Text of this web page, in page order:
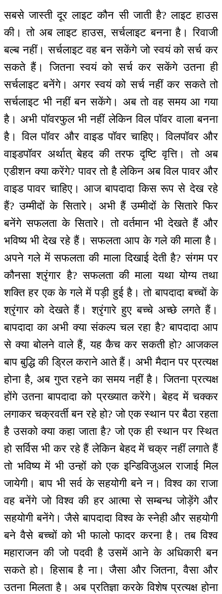
सबसे जास्ती दूर लाइट कौन सी जाती है? लाइट हाउस
की। तो अब लाइट हाउस, सर्चलाइट बनना है। रिवाजी
बल्ब नहीं। सर्चलाइट वह बन सकेंगे जो स्वयं को सर्च कर
सकते हैं। जितना स्वयं को सर्च कर सकेंगे उतना ही
सर्चलाइट बनेंगे। अगर स्वयं को सर्च नहीं कर सकते तो
सर्चलाइट भी नहीं बन सकेंगे। अब तो वह समय आ गया
है। अभी पॉवरफुल भी नहीं लेकिन विल पॉवर वाला बनना
है। विल पॉवर और वाइड पॉवर चाहिए। विलपॉवर और
वाइडपॉवर अर्थात् बेहद की तरफ दृष्टि वृत्ति। तो अब
एडीशन क्या करेंगे? पावर तो है लेकिन अब विल पावर और
वाइड पावर चाहिए। आज बापदादा किस रूप से देख रहे
हैं? उम्मीदों के सितारे। अभी हैं उम्मीदों के सितारे फिर
बनेंगे सफलता के सितारे। तो वर्तमान भी देखते हैं और
भविष्य भी देख रहे हैं। सफलता आप के गले की माला है।
अपने गले में सफलता की माला दिखाई देती है? संगम पर
कौनसा श्रृंगार है? सफलता की माला यथा योग्य तथा
शक्ति हर एक के गले में पड़ी हुई है। तो बापदादा बच्चों के
श्रृंगार को देखते हैं। श्रृंगारे हुए बच्चे अच्छे लगते हैं।
बापदादा का अभी क्या संकल्प चल रहा है? बापदादा आप
से क्या बोलने वाले हैं, यह कैच कर सकती हो? आजकल
बाप बुद्धि की ड्रिल कराने आते हैं। अभी मैदान पर प्रत्यक्ष
होना है, अब गुप्त रहने का समय नहीं है। जितना प्रत्यक्ष
होंगे उतना बापदादा को प्रख्यात करेंगे। बेहद में चक्कर
लगाकर चक्रवर्ती बन रहे हो? जो एक स्थान पर बैठा रहता
है उसको क्या कहा जाता है? जो एक ही स्थान पर स्थित
हो सर्विस भी कर रहे हैं लेकिन बेहद में चक्र नहीं लगाते हैं
तो भविष्य में भी उन्हों को एक इन्डिविजुअल राजाई मिल
जायेगी। बाप भी सर्व के सहयोगी बने न। विश्व का राजा
वह बनेंगे जो विश्व की हर आत्मा से सम्बन्ध जोड़ेंगे और
सहयोगी बनेंगे। जैसे बापदादा विश्व के स्नेही और सहयोगी
बने वैसे बच्चों को भी फालो फादर करना है। तब विश्व
महाराजन की जो पदवी है उसमें आने के अधिकारी बन
सकते हो। हिसाब है ना। जैसा और जितना, वैसा और
उतना मिलता है। अब प्रतिज्ञा करके विशेष प्रत्यक्ष होना